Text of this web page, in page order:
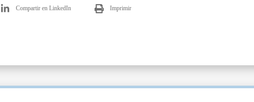
Compartir en LinkedIn Imprimir